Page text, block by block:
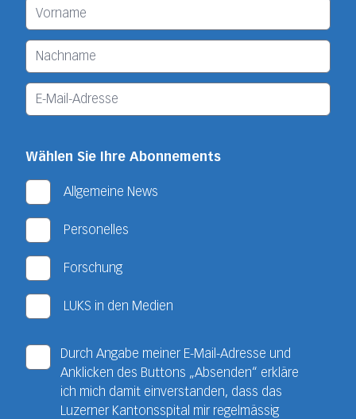
Wählen Sie Ihre Abonnements
Allgemeine News
Personelles
Forschung
LUKS in den Medien
Durch Angabe meiner E-Mail-Adresse und
Anklicken des Buttons „Absenden“ erkläre
ich mich damit einverstanden, dass das
Luzerner Kantonsspital mir regelmässig